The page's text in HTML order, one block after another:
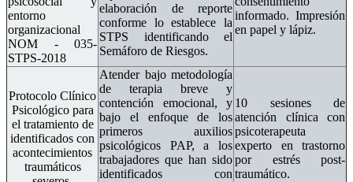
entorno
organizacional
NOM - 035-
STPS-2018
elaboración de reporte
conforme lo establece la
STPS identificando el
Semáforo de Riesgos.
informado. Impresión
en papel y lápiz.
Protocolo Clínico
Psicológico para
el tratamiento de
identificados con
acontecimientos
traumáticos
Atender bajo metodología
de terapia breve y
contención emocional, y
bajo el enfoque de los
primeros auxilios
psicológicos PAP, a los
trabajadores que han sido
identificados con
10 sesiones de
atención clínica con
psicoterapeuta
experto en trastorno
por estrés post-
traumático.